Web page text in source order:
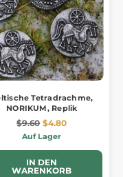
Tetradrachme,
NORIKUM, Replik
$9.60 $4.80
Auf Lager
IN DEN
WARENKORB